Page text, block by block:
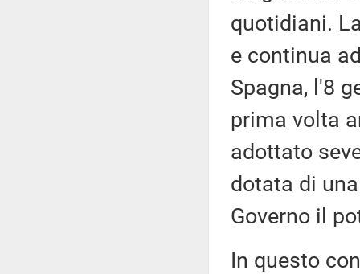
quotidiani.
e continua
Spagna, l'8
prima volta
adottato
dotata di
Governo il
In questo